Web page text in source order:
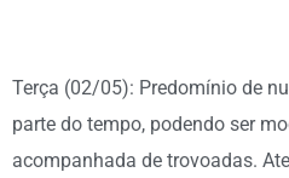
Terça (02/05): Predomínio de
parte do tempo, podendo ser
acompanhada de trovoadas.